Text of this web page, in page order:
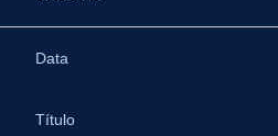
Data
Título